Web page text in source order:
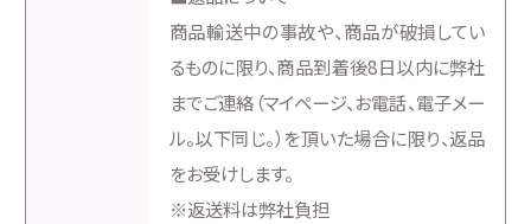
商品輸送中の事故や、商品が破損してい
るものに限り、商品到着後8日以内に弊社
までご連絡（マイページ、お電話、電子メー
ル。以下同じ。）を頂いた場合に限り、返品
をお受けします。
※返送料は弊社負担